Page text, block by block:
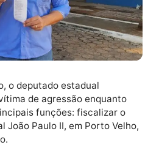
o deputado estadual